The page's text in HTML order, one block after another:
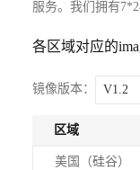
服务。我们拥有
各区域对应的
镜像版本： V1.2
区域
美国（硅谷）